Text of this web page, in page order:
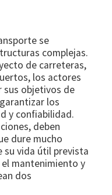
se
complejas.
de carreteras,
los actores
sus objetivos de
los
y confiabilidad.
deben
dure mucho
su vida útil prevista
mantenimiento y
dos